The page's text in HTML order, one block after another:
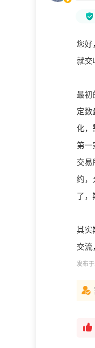
您好
就交
最初
定数
化，
第
交易
约，
了，
其实
交流
发布